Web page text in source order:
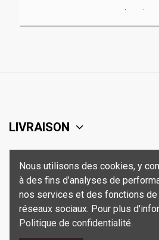
LIVRAISON
SUPPORT
SÉCURITÉ
CONTACT
Nous utilisons des cookies, y
à des fins d’analyses de
nos services et des fonctions
réseaux sociaux. Pour plus
Politique de confidentialité.